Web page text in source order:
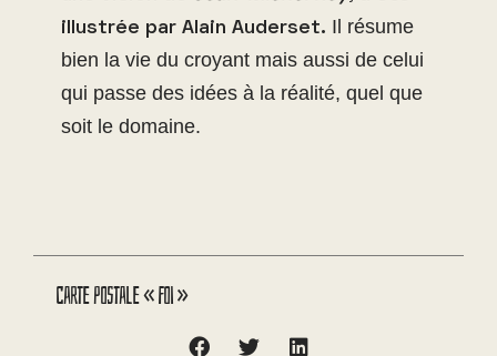
illustrée par Alain Auderset. Il résume
bien la vie du croyant mais aussi de celui
qui passe des idées à la réalité, quel que
soit le domaine.
Carte postale « Foi »